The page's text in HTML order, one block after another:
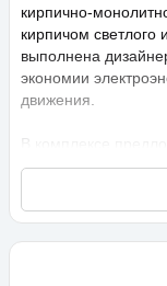
кирпично-
кирпичом светлого
выполнена
экономии
движения.
В комплексе
решений: в наличии
европланировки.
высота потолков